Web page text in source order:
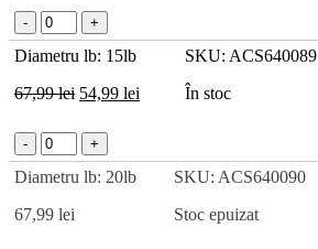
a
fost:
67,99 lei.
Cantitate
Fir
Carp
Camo
Weed
Green
Diametru lb: 20lb
67,99 lei Stoc epuizat
SKU: ACS640090
Diametru lb: 15lb
67,99lei Prețul
a
fost:
67,99 lei.
54,99 lei În stoc
SKU: ACS640089
Cantitate
Fir
Carp
Camo